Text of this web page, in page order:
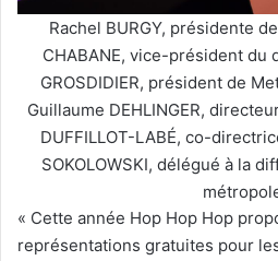
Rachel BURGY, présidente
CHABANE, vice-président du
GROSDIDIER, président de
Guillaume DEHLINGER,
DUFFILLOT-LABÉ, co-
SOKOLOWSKI, délégué à la
« Cette année Hop Hop Hop
représentations gratuites pour